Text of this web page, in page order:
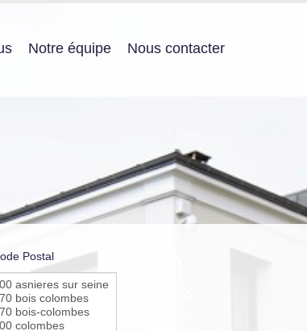
Notre équipe Nous contacter
Postal